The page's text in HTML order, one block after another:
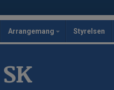
Arrangemang Styrelsen